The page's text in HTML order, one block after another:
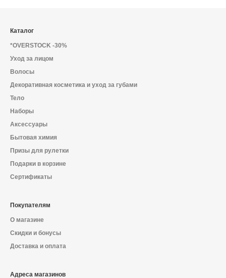
Политика конфиденциальности
Контактная информация
+7 (996) 962 69 66
Телефон Whats’APP
Каталог
*OVERSTOCK -30%
Уход за лицом
Волосы
Декоративная косметика и уход за губами
Тело
Наборы
Аксессуары
Бытовая химия
Призы для рулетки
Подарки в корзине
Сертификаты
Покупателям
О магазине
Скидки и бонусы
Доставка и оплата
Адреса магазинов